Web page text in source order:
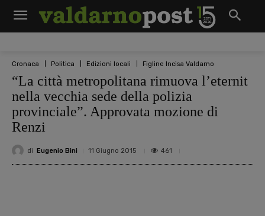
Cronaca Politica Edizioni locali Figline Incisa Valdarno
“La città metropolitana rimuova l’eternit
nella vecchia sede della polizia
provinciale”. Approvata mozione di
Renzi
di Eugenio Bini 11 Giugno 2015 461